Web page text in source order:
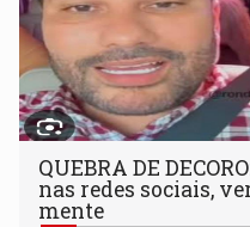
QUEBRA DE
nas redes sociais,
mente